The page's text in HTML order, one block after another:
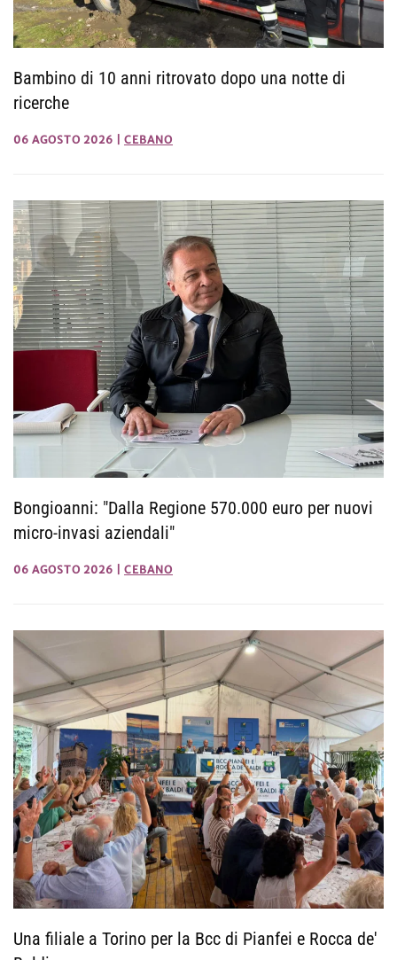
Bambino di 10 anni ritrovato dopo una notte di
ricerche
06 AGOSTO 2026 CEBANO
Bongioanni: "Dalla Regione 570.000 euro per nuovi
micro-invasi aziendali"
06 AGOSTO 2026 CEBANO
Una filiale a Torino per la Bcc di Pianfei e Rocca de'